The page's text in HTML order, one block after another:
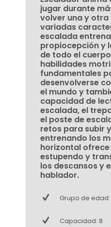
jugar durante
volver una y otra
variadas
escalada
propiocepción y
de todo el
habilidades
fundamentales
desenvolverse
el mundo y
capacidad de
escalada, el
el poste de
retos para subir
entrenando los
horizontal ofrece
estupendo y
los descansos y
hablador.
Grupo de
Capacidad: 8